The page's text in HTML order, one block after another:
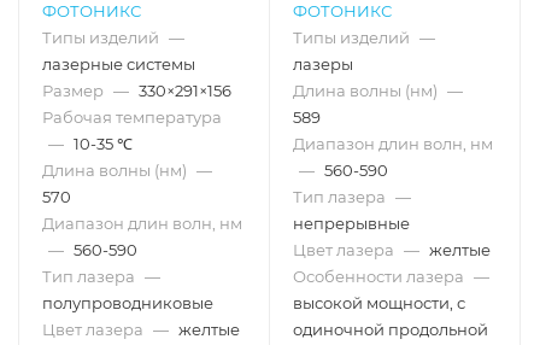
ФОТОНИКС
Типы изделий —
лазерные системы
Размер — 330×291×156
Рабочая температура
— 10-35 ℃
Длина волны (нм) —
570
Диапазон длин волн, нм
— 560-590
Тип лазера —
полупроводниковые
Цвет лазера — желтые
ФОТОНИКС
Типы изделий —
лазеры
Длина волны (нм) —
589
Диапазон длин волн, нм
— 560-590
Тип лазера —
непрерывные
Цвет лазера — желтые
Особенности лазера —
высокой мощности, с
одиночной продольной